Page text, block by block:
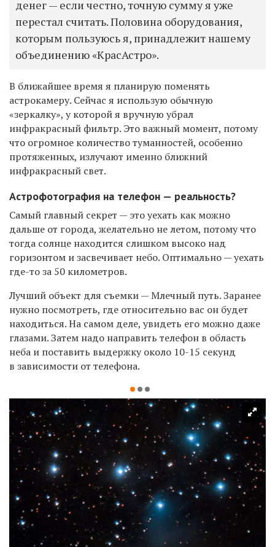
денег — если честно, точную сумму я уже
перестал считать. Половина оборудования,
которым пользуюсь я, принадлежит нашему
объединению «КрасАстро».
В ближайшее время я планирую поменять
астрокамеру. Сейчас я использую обычную
«зеркалку», у которой я вручную убрал
инфракрасный фильтр. Это важный момент, потому
что огромное количество туманностей, особенно
протяженных, излучают именно ближний
инфракрасный свет.
Астрофотография на телефон — реальность?
Самый главный секрет — это уехать как можно
дальше от города, желательно не летом, потому что
тогда солнце находится слишком высоко над
горизонтом и засвечивает небо. Оптимально — уехать
где-то за 50 километров.
Лучший объект для съемки — Млечный путь. Заранее
нужно посмотреть, где относительно вас он будет
находиться. На самом деле, увидеть его можно даже
глазами. Затем надо направить телефон в область
неба и поставить выдержку около 10-15 секунд
в зависимости от телефона.